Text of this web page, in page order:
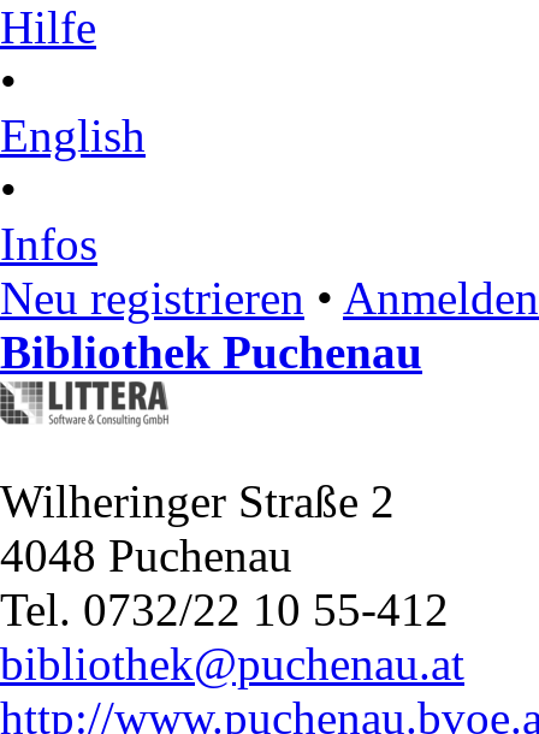
Hilfe
•
English
•
Infos
Neu registrieren • Anmelden
Bibliothek Puchenau
Wilheringer Straße 2
4048 Puchenau
Tel. 0732/22 10 55-412
bibliothek@puchenau.at
http://